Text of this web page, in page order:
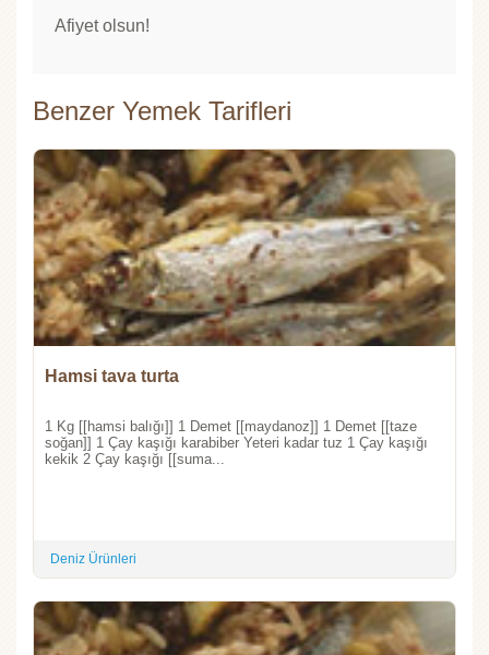
Afiyet olsun!
Benzer Yemek Tarifleri
Hamsi tava turta
1 Kg [[hamsi balığı]] 1 Demet [[maydanoz]] 1 Demet [[taze
soğan]] 1 Çay kaşığı karabiber Yeteri kadar tuz 1 Çay kaşığı
kekik 2 Çay kaşığı [[suma...
Deniz Ürünleri